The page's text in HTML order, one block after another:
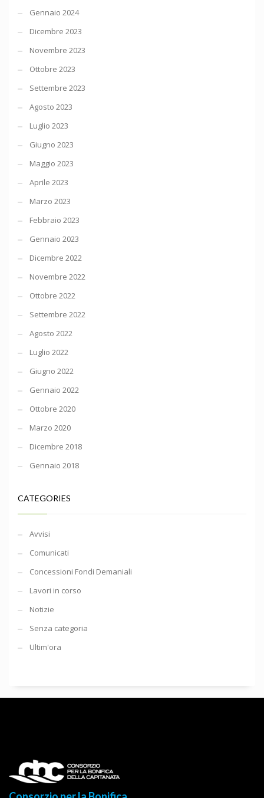
Gennaio 2024
Dicembre 2023
Novembre 2023
Ottobre 2023
Settembre 2023
Agosto 2023
Luglio 2023
Giugno 2023
Maggio 2023
Aprile 2023
Marzo 2023
Febbraio 2023
Gennaio 2023
Dicembre 2022
Novembre 2022
Ottobre 2022
Settembre 2022
Agosto 2022
Luglio 2022
Giugno 2022
Gennaio 2022
Ottobre 2020
Marzo 2020
Dicembre 2018
Gennaio 2018
CATEGORIES
Avvisi
Comunicati
Concessioni Fondi Demaniali
Lavori in corso
Notizie
Senza categoria
Ultim'ora